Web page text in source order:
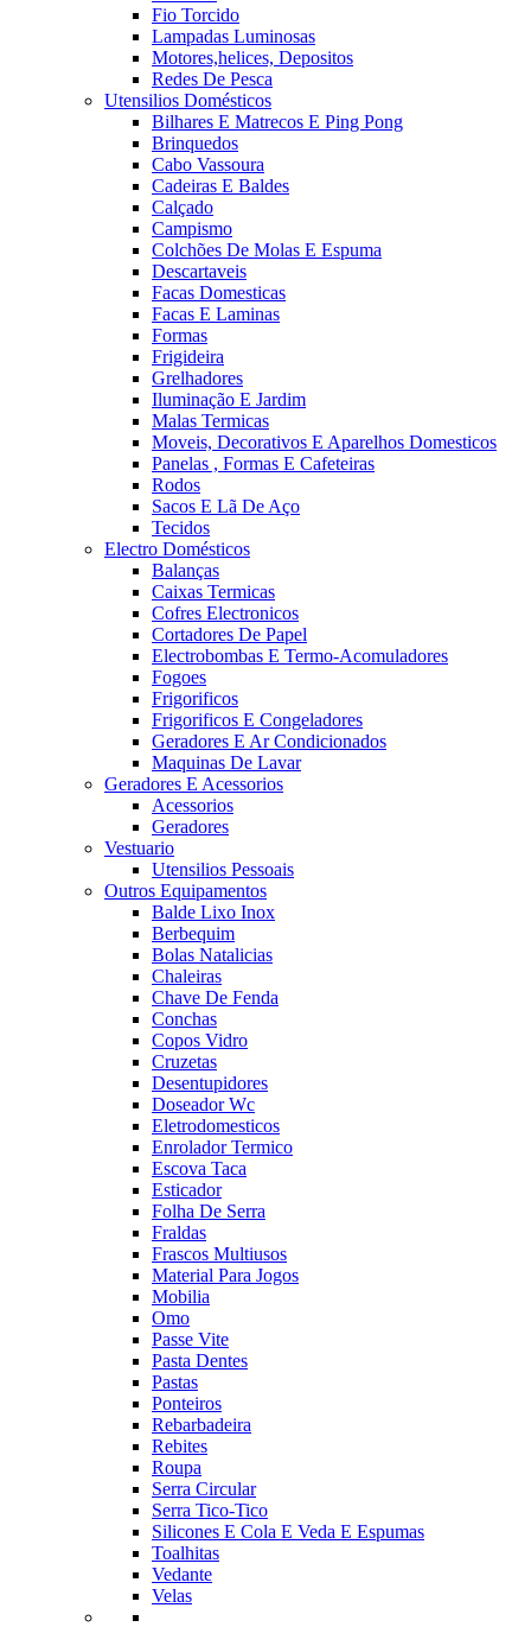
Fio Torcido
Lampadas Luminosas
Motores,helices, Depositos
Redes De Pesca
Utensilios Domésticos
Bilhares E Matrecos E Ping Pong
Brinquedos
Cabo Vassoura
Cadeiras E Baldes
Calçado
Campismo
Colchões De Molas E Espuma
Descartaveis
Facas Domesticas
Facas E Laminas
Formas
Frigideira
Grelhadores
Iluminação E Jardim
Malas Termicas
Moveis, Decorativos E Aparelhos Domesticos
Panelas , Formas E Cafeteiras
Rodos
Sacos E Lã De Aço
Tecidos
Electro Domésticos
Balanças
Caixas Termicas
Cofres Electronicos
Cortadores De Papel
Electrobombas E Termo-Acomuladores
Fogoes
Frigorificos
Frigorificos E Congeladores
Geradores E Ar Condicionados
Maquinas De Lavar
Geradores E Acessorios
Acessorios
Geradores
Vestuario
Utensilios Pessoais
Outros Equipamentos
Balde Lixo Inox
Berbequim
Bolas Natalicias
Chaleiras
Chave De Fenda
Conchas
Copos Vidro
Cruzetas
Desentupidores
Doseador Wc
Eletrodomesticos
Enrolador Termico
Escova Taca
Esticador
Folha De Serra
Fraldas
Frascos Multiusos
Material Para Jogos
Mobilia
Omo
Passe Vite
Pasta Dentes
Pastas
Ponteiros
Rebarbadeira
Rebites
Roupa
Serra Circular
Serra Tico-Tico
Silicones E Cola E Veda E Espumas
Toalhitas
Vedante
Velas